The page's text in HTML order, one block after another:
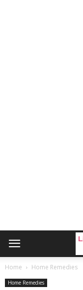
Home Home Remedies
Home Remedies